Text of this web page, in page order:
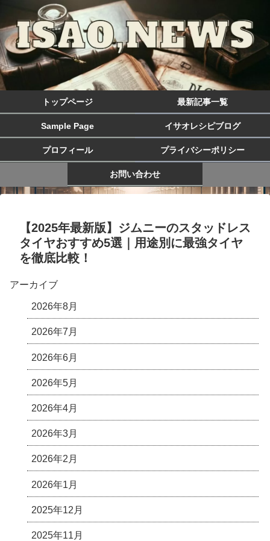
トップページ 最新記事一覧
Sample Page イサオレシピブログ
プロフィール プライバシーポリシー
お問い合わせ
【2025年最新版】ジムニーのスタッドレス
タイヤおすすめ5選｜用途別に最強タイヤ
を徹底比較！
アーカイブ
2026年8月
2026年7月
2026年6月
2026年5月
2026年4月
2026年3月
2026年2月
2026年1月
2025年12月
2025年11月